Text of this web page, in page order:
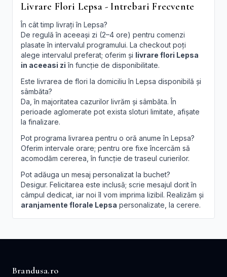
Livrare Flori Lepsa - Intrebari Frecvente
În cât timp livrați în Lepsa?
De regulă în aceeași zi (2–4 ore) pentru comenzi
plasate în intervalul programului. La checkout poți
alege intervalul preferat; oferim și livrare flori Lepsa
in aceeasi zi în funcție de disponibilitate.
Este livrarea de flori la domiciliu în Lepsa disponibilă și
sâmbăta?
Da, în majoritatea cazurilor livrăm și sâmbăta. În
perioade aglomerate pot exista sloturi limitate, afișate
la finalizare.
Pot programa livrarea pentru o oră anume în Lepsa?
Oferim intervale orare; pentru ore fixe încercăm să
acomodăm cererea, în funcție de traseul curierilor.
Pot adăuga un mesaj personalizat la buchet?
Desigur. Felicitarea este inclusă; scrie mesajul dorit în
câmpul dedicat, iar noi îl vom imprima lizibil. Realizăm și
aranjamente florale Lepsa personalizate, la cerere.
Brandusa.ro